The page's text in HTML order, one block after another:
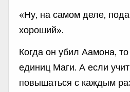
«Ну, на самом деле,
хороший».
Когда он убил Аамона,
единиц Маги. А если
повышаться с каждым